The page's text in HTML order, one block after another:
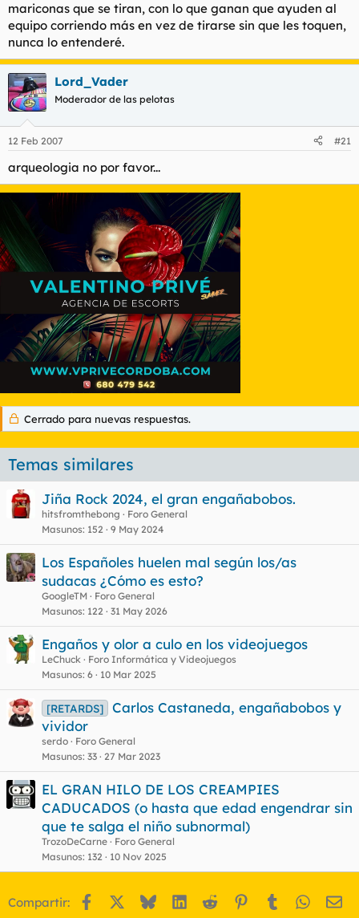
mariconas que se tiran, con lo que ganan que ayuden al
equipo corriendo más en vez de tirarse sin que les toquen,
nunca lo entenderé.
Lord_Vader
Moderador de las pelotas
12 Feb 2007 #21
arqueologia no por favor...
Cerrado para nuevas respuestas.
Temas similares
Jiña Rock 2024, el gran engañabobos.
hitsfromthebong
Foro General
Masunos 152 9 May 2024
Los Españoles huelen mal según los/as
sudacas ¿Cómo es esto?
GoogleTM
Foro General
Masunos 122 31 May 2026
Engaños y olor a culo en los videojuegos
LeChuck
Foro Informática y Videojuegos
Masunos 6 10 Mar 2025
[RETARDS]
Carlos Castaneda, engañabobos y
vividor
serdo
Foro General
Masunos 33 27 Mar 2023
EL GRAN HILO DE LOS CREAMPIES
CADUCADOS (o hasta que edad engendrar sin
que te salga el niño subnormal)
TrozoDeCarne
Foro General
Masunos 132 10 Nov 2025
Compartir: Facebook BlueskyLinkedIn
Reddit Pinterest
Tumblr